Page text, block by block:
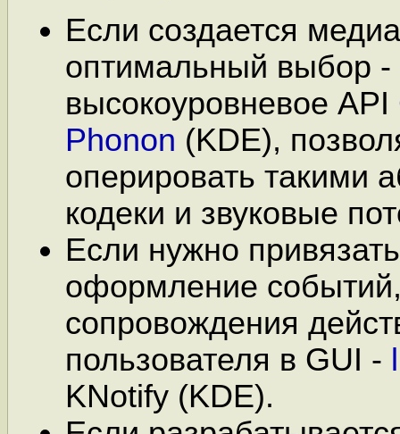
Если создается
оптимальный выбор -
высокоуровневое API
Phonon (KDE),
оперировать такими
кодеки и звуковые
Если нужно
оформление событий,
сопровождения
пользователя в GUI -
KNotify (KDE).